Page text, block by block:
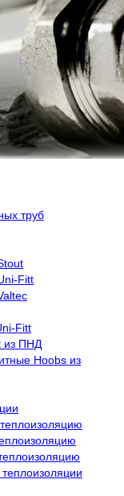
труб
Fitt
Fitt
из ПНД
Hoobs из